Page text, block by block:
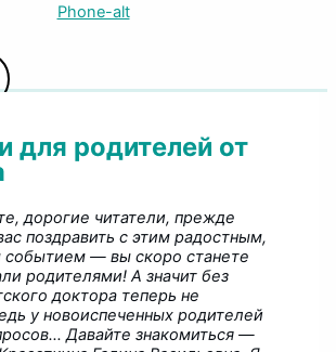
Phone-alt
для родителей от
дорогие читатели, прежде
поздравить с этим радостным,
— вы скоро станете
родителями! А значит без
доктора теперь не
у новоиспеченных родителей
Давайте знакомиться —